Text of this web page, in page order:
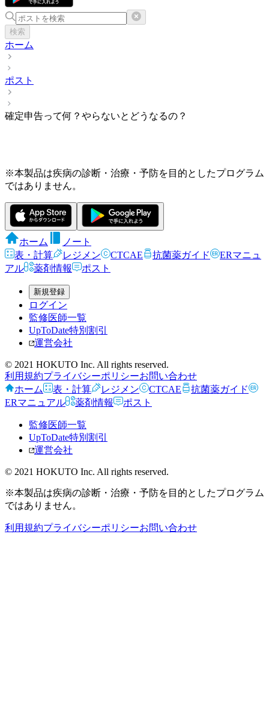
検索
ホーム
ポスト
確定申告って何？やらないとどうなるの？
※本製品は疾病の診断・治療・予防を目的としたプログラム
ではありません。
ホーム
ノート
表・計算
レジメン CTCAE 抗菌薬ガイド
ERマニュ
アル
薬剤情報 ポスト
新規登録
ログイン
監修医師一覧
UpToDate特別割引
運営会社
© 2021 HOKUTO Inc. All rights reserved.
利用規約プライバシーポリシーお問い合わせ
ホーム
表・計算 レジメン CTCAE
抗菌薬ガイド
ERマニュアル
薬剤情報 ポスト
監修医師一覧
UpToDate特別割引
運営会社
© 2021 HOKUTO Inc. All rights reserved.
※本製品は疾病の診断・治療・予防を目的としたプログラム
ではありません。
利用規約プライバシーポリシーお問い合わせ